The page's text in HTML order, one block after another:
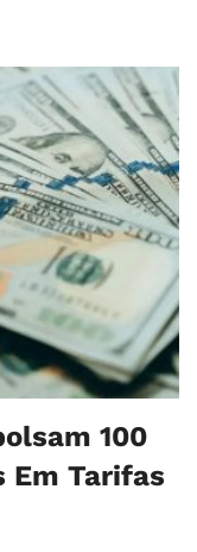
100
Em Tarifas